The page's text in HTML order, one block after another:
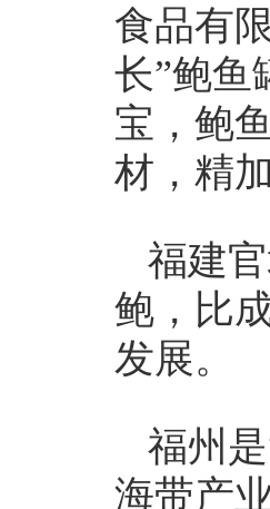
食品有
长”鲍鱼
宝，鲍
材，精
福建
鲍，比
发展。
福州
海带产